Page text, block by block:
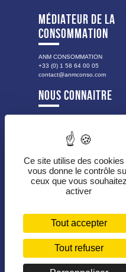
MÉDIATEUR DE LA
CONSOMMATION
ANM CONSOMMATION
+33 (0) 1 58 64 00 05
contact@anmconso.com
NOUS CONNAITRE
NOS VALEURS
LES PUBLICS
NOS MISSIONS
NOTRE ORGANISATION
NOS PARTENAIRES
MARCHÉS PUBLICS
LES OFFRES D’EMPLOIS
MENTIONS LÉGALES
Ce site utilise des cookies
vous donne le contrôle
ceux que vous souhaitez
activer
Tout accepter
Tout refuser